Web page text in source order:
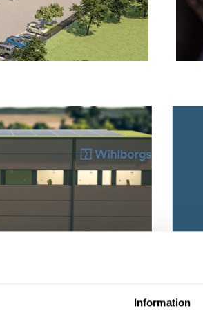
Information